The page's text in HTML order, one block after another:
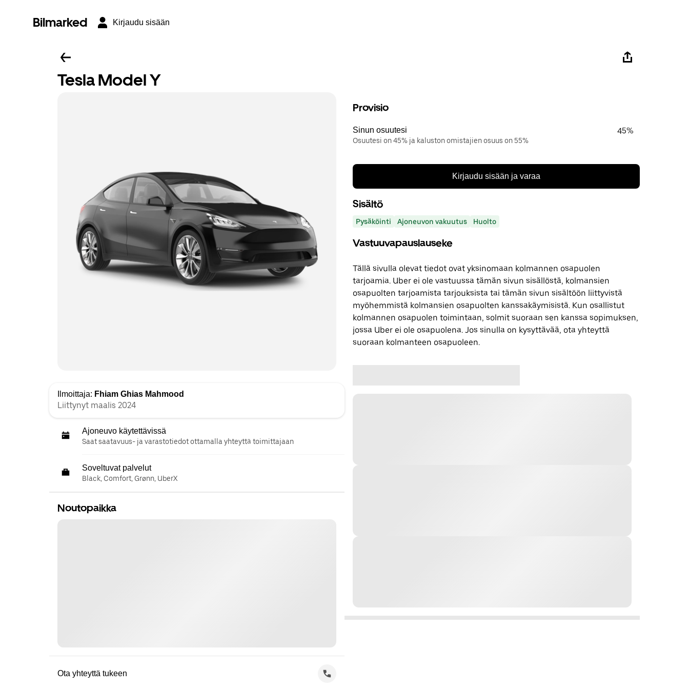
Bilmarked Kirjaudu sisään
Tesla Model Y
Ilmoittaja: Fhiam Ghias Mahmood
Liittynyt maalis 2024
Ajoneuvo käytettävissä
Saat saatavuus- ja varastotiedot ottamalla yhteyttä toimittajaan
Soveltuvat palvelut
Black, Comfort, Grønn, UberX
Noutopaikka
Ota yhteyttä tukeen
Provisio
Sinun osuutesi
Osuutesi on 45% ja kaluston omistajien osuus on 55%
45%
Kirjaudu sisään ja varaa
Sisältö
Pysäköinti Ajoneuvon vakuutus Huolto
Vastuuvapauslauseke
Tällä sivulla olevat tiedot ovat yksinomaan kolmannen osapuolen
tarjoamia. Uber ei ole vastuussa tämän sivun sisällöstä, kolmansien
osapuolten tarjoamista tarjouksista tai tämän sivun sisältöön liittyvistä
myöhemmistä kolmansien osapuolten kanssakäymisistä. Kun osallistut
kolmannen osapuolen toimintaan, solmit suoraan sen kanssa sopimuksen,
jossa Uber ei ole osapuolena. Jos sinulla on kysyttävää, ota yhteyttä
suoraan kolmanteen osapuoleen.